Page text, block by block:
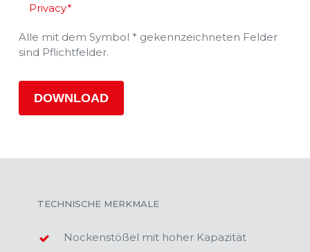
Privacy*
Alle mit dem Symbol * gekennzeichneten Felder
sind Pflichtfelder.
TECHNISCHE MERKMALE
Nockenstößel mit hoher Kapazität